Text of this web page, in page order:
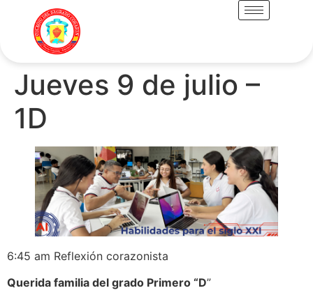
Jueves 9 de julio –
1D
6:45 am Reflexión corazonista
Querida familia del grado Primero “D”